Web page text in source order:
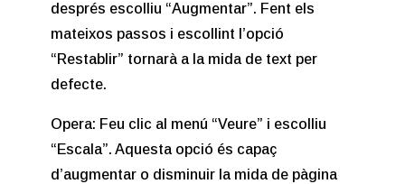
després escolliu “Augmentar”. Fent els
mateixos passos i escollint l’opció
“Restablir” tornarà a la mida de text per
defecte.
Opera: Feu clic al menú “Veure” i escolliu
“Escala”. Aquesta opció és capaç
d’augmentar o disminuir la mida de pàgina